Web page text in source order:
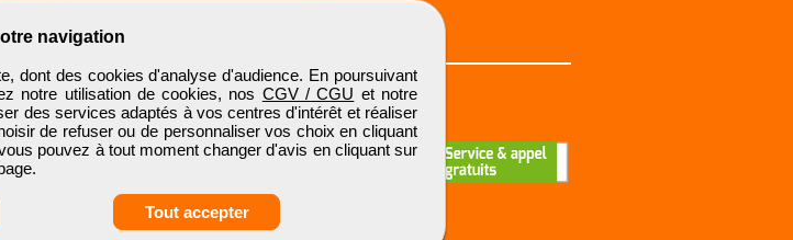
navigation
dont des cookies d'analyse d'audience. En poursuivant
notre utilisation de cookies, nos CGV / CGU et notre
des services adaptés à vos centres d'intérêt et réaliser
de refuser ou de personnaliser vos choix en cliquant
pouvez à tout moment changer d'avis en cliquant sur
Tout accepter